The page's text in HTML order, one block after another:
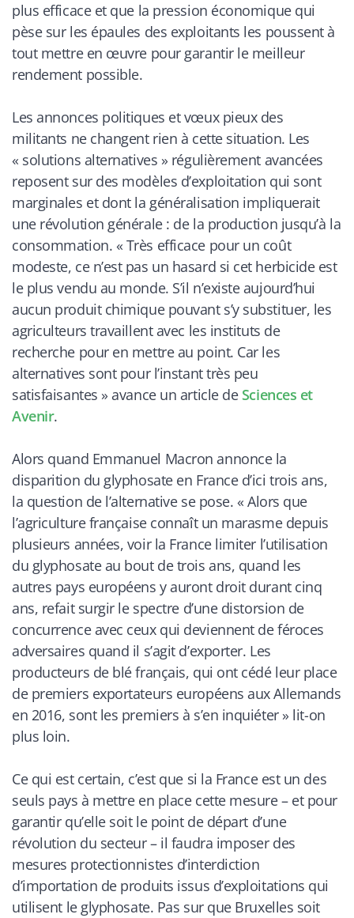
plus efficace et que la pression économique qui
pèse sur les épaules des exploitants les poussent à
tout mettre en œuvre pour garantir le meilleur
rendement possible.
Les annonces politiques et vœux pieux des
militants ne changent rien à cette situation. Les
« solutions alternatives » régulièrement avancées
reposent sur des modèles d’exploitation qui sont
marginales et dont la généralisation impliquerait
une révolution générale : de la production jusqu’à la
consommation. « Très efficace pour un coût
modeste, ce n’est pas un hasard si cet herbicide est
le plus vendu au monde. S’il n’existe aujourd’hui
aucun produit chimique pouvant s’y substituer, les
agriculteurs travaillent avec les instituts de
recherche pour en mettre au point. Car les
alternatives sont pour l’instant très peu
satisfaisantes » avance un article de Sciences et
Avenir.
Alors quand Emmanuel Macron annonce la
disparition du glyphosate en France d’ici trois ans,
la question de l’alternative se pose. « Alors que
l’agriculture française connaît un marasme depuis
plusieurs années, voir la France limiter l’utilisation
du glyphosate au bout de trois ans, quand les
autres pays européens y auront droit durant cinq
ans, refait surgir le spectre d’une distorsion de
concurrence avec ceux qui deviennent de féroces
adversaires quand il s’agit d’exporter. Les
producteurs de blé français, qui ont cédé leur place
de premiers exportateurs européens aux Allemands
en 2016, sont les premiers à s’en inquiéter» lit-on
plus loin.
Ce qui est certain, c’est que si la France est un des
seuls pays à mettre en place cette mesure – et pour
garantir qu’elle soit le point de départ d’une
révolution du secteur – il faudra imposer des
mesures protectionnistes d’interdiction
d’importation de produits issus d’exploitations qui
utilisent le glyphosate. Pas sur que Bruxelles soit